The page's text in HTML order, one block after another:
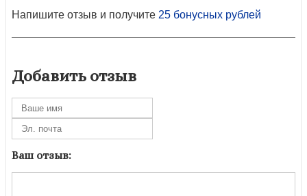
Напишите отзыв и получите 25 бонусных рублей
Добавить отзыв
Ваш отзыв: